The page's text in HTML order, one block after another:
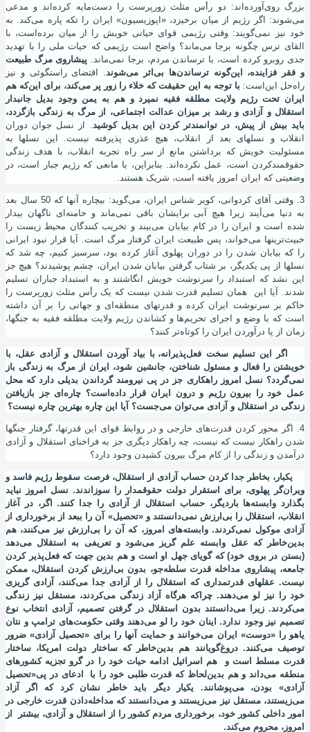
بزرگ روی آورده اند: دو رأس مثلث زورپرست را دستمایه کرده اند و مدعی
میشوند: اگر رﮊیم از میان برخیزد، «اپوزیسیون» ایران را تکه پاره میکند. به
خود نیز نمیگویند: وقتی رﮊیمی قوای حیاتی خویش را از میان برده است، با
القای ترس چگونه برجا میماند؟ واضح است رﮊیمی که حیات ملی را با تهدید
جدی روبرو کرده
است، با ترساندن مردم، برجا نمیماند. پیشاروی مرگ طبیعت
و فقر فزاینده، اینگونه ترساندنها بیاثر میشوند. اقتضای راستگوئی و نیز
راهحل این است: با توجه به این حقیقت که خلاء را زور پر میکند، برای اینکه هم
ایران تحت رﮊیم ولایت مطلقه فقیه نمیرد و هم به یمن وجود بدیل جانبدار
استقلال و آزادی و رشد بر میزان عدالت اجتماعی، از مرگ به زندگی بازگردد،
باید بیش از پیش، در توانمندتر کردن این بدیل کوشید . از نسل جوان دوران
انقلاب و نسلهای بعد از انقلاب، هیچ عذری پذیرفته نیست. این نسلها به
مسئولیت خویش که برداشتن مانع از سر راه تجربه انقلاب، با هدف زندگی
حقوقمندکردن است، عمل نکرده اند. بنابراین، با مانعی که رﮊیم جبار است، در
وضعیتی که ایران امروز یافته
است، شریک هستند.
3. وقتی آقای کردوانی، کویر شناس ایران، می
گوید: بیچاره آنها که 50 سال بعد
به دنیا می آیند زیرا هیچ آبی برایشان باقی نمیماند و خامنه ای ناگهان بیدار
شده
است و ایران را در کام بیابان میبیند و تخریب کنندگان محیط زیست را
خبیثترینها میخواند، پس طبیعت ایران گرفتار مرگ است. آیا قرار نبود ایرانی
را که بیابان شدن را در دوران پهلوی آغاز کرده بود، سرسبز کنیم، چه شد که
نسلها از پی یکدیگر، بر شتاب گرفتن بیابان شدن ایران، چشم پوشیدند؟ هیچ جز
این نشد که استبداد را سرنوشت خویش انگاشتند و به استبداد جباران تسلیم
شدند. آیا این همان تسلیم قدرت شدن نیست که یک رأس مثلث زورپرست را
حاکم بر سرنوشت ایران کرده و قدرتهای منطقه ای و جهانی را بر آن داشته
است که با وضع و اجرای تحریم ها و کشاندن رﮊیم ولایت مطلقه فقیه به جنگها،
زمان از پا درآوردن ایران را کوتاهتر کنند؟
اگر این تسلیم سخت فعلپذیرانه، با بیاد آوردن استقلال و آزادی عقل، با
خویشتن را فعال و مسئول شناختن، جانشین شود، ایران از مرگ به زندگی باز
نمیگردد؟ نسل امروز راهکاری جز در پی نیرومند گرداندن بدیلی دارد که محل
عمل خود را بیرون رﮊیم و درون ایران قرار داده است؟ چاره ای جز بازیافتن
زندگی در استقلال و آزادی میتوان میجست؟ آیا این چاره بهترین چاره نیست؟
4. اگر محور کردن قدرت
های خارجی و در روابط قوای این قدرتها، گرفتار جنگها
شدن راهکار نیست که نیست، چه راهکار دیگری جز به فراخنای استقلال و آزادی
درآمدن و زندگی را از کام مرگ بیرون کشیدن وجود دارد؟
یکبار، بخاطر جدا کردن حساب آزادی از استقلال، فرصت سقوط رﮊیم فاسد و
ویرانگر پهلوی، برای استقرار دولت حقوقمدار را سوزاندند. نسل امروز نباید
بگذارد وابستهها باردیگر، حساب استقلال از آزادی را جدا کنند. اگر، در آغاز
انقلاب، استقلال را بی ارزش نمیدانستند و «تحصیل» آن را ببعد از برخورداری از
آزادی موکول نمیکردند. وابستههای امروز، که آن را بیارزش نیز میکنند، هم
بدینخاطر که عقل وابسته علم گریز میشود و تعریفی به استقلال میدهد
(بستن در بروی خود) که گویای جهل او است و هم بدین جهت که فعلپذیر کردن
جامعه، پیشاروی مداخله قدرت سلطهجو، بدون بی ارزش کردن استقلال، ممکن
نیست. عقلهای قدرتمداری که استقلال را از آزادی جدا میکنند، آزادی گریزی
خود را نیز لو میدهند. چراکه هرگاه آزاد زندگی میکردند، مستقل نیز زندگی
میکردند. زیرا میدانستند بدون استقلال در گرفتن تصمیم، آزادی انتخاب نوع
تصمیم نیز وجود ندارد. اینان خود را لو میدهند وقتی حکومتهای ترامپ و نتان
یاهو را «دوست» ایران میخوانند و حمایت آنها را برای «تحصیل آزادی» ضرور
توصیف میکنند. دروغگویانند هم بدینخاطر که ساختار دولت امریکا، ساختار
قدرت مسلط است و هم اسرائیل ادامه حیات خود را در گرو تجزیه کشورهای
منطقه میداند و هم بدینلحاظ که قدرت طلبی خود را با ادعای در پی«تحصیل
آزادی» بودن، میپوشانند. یکیار دیگر باید خاطر نشان کرد که اگر آزاد
میزیستند، مستقل نیز میزیستند و میدانستند که مداخلهدادن قدرت خارجی در
امور داخلی کشور خود، برخورداری مردم کشور را از استقلال و آزادی، بیشتر از
امروز، محروم میکند.